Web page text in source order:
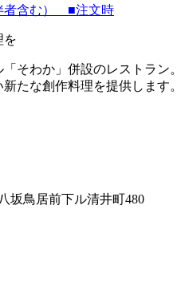
者含む） ■注文時
を
そわか」併設のレストラン。
たな創作料理を提供します。
坂鳥居前下ル清井町480